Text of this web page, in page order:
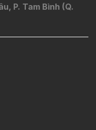
P. Tam Bình (Q.